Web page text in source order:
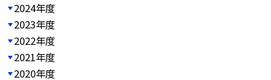
2024年度
2023年度
2022年度
2021年度
2020年度